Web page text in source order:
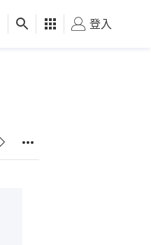
健康 好食玩飛
登入